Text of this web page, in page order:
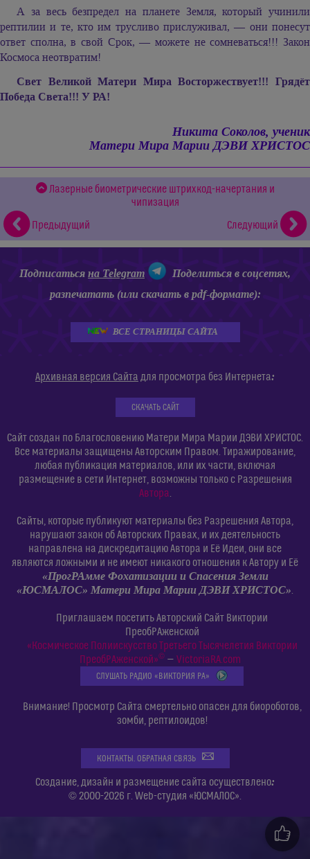
А за весь безпредел на планете Земля, который учинили
рептилии и те, кто им трусливо прислуживал, — они понесут
ответ сполна, в свой Срок, — можете не сомневаться!!! Закон
Космоса неотвратим!
Свет Великой Матери Мира Восторжествует!!! Грядёт
Победа Света!!! У РА!
Никита Соколов, ученик
Матери Мира Марии ДЭВИ ХРИСТОС
Лазерные биометрические штрихкод-начертания и
чипизация
Предыдущий
Следующий
Подписатьсяна Telegram
Поделиться в соцсетях,
разпечатать (или скачать в pdf-формате):
ВСЕ СТРАНИЦЫ САЙТА
Архивная версия Сайта для просмотра без Интернета:
СКАЧАТЬ САЙТ
Сайт создан по Благословению Матери Мира Марии ДЭВИ ХРИСТОС.
Все материалы защищены Авторским Правом. Тиражирование,
любая публикация материалов, или их части, включая
размещение в сети Интернет, возможны только с Разрешения
Автора
Сайты, которые публикуют материалы без Разрешения Автора,
нарушают закон об Авторских Правах, и их деятельность
направлена на дискредитацию Автора и Её Идеи, они все
являются ложными и не имеют никакого отношения к Автору и Её
«ПрогРАмме Фохатизации и Спасения Земли
«ЮСМАЛОС» Матери Мира Марии ДЭВИ ХРИСТОС»
Приглашаем посетить Авторский Сайт Виктории
ПреобРАженской
«Космическое Полиискусство Третьего Тысячелетия Виктории
ПреобРАженской»©— VictoriaRA.com
СЛУШАТЬ РАДИО «ВИКТОРИЯ РА»
Внимание! Просмотр Сайта смертельно опасен для биороботов,
зомби, рептилоидов!
КОНТАКТЫ. ОБРАТНАЯ СВЯЗЬ
Создание, дизайн и размещение сайта осуществлено:
© 2000-2026 г. Web-студия «ЮСМАЛОС».